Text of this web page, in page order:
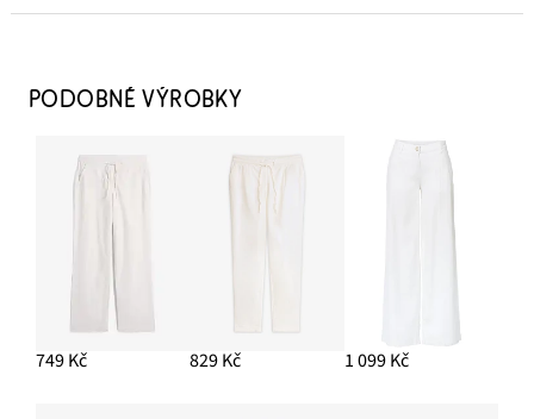
299 Kč
Šátek s květinovým vzorem (2 ks v balení)
229 Kč-8%
PODOBNÉ VÝROBKY
749 Kč 829 Kč 1 099 Kč